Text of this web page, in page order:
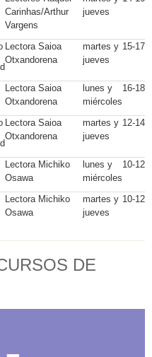
Carinhas/Arthur
Vargens
jueves
Lectora Saioa
Otxandorena
martes y
jueves
15-17
Lectora Saioa
Otxandorena
lunes y
miércoles
16-18
Lectora Saioa
Otxandorena
martes y
jueves
12-14
Lectora Michiko
Osawa
lunes y
miércoles
10-12
Lectora Michiko
Osawa
martes y
jueves
10-12
DE